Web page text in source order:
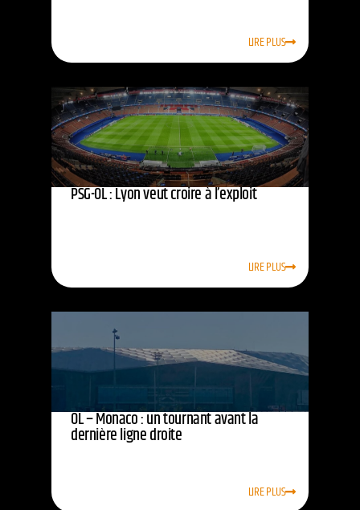
LIRE PLUS
PSG-OL : Lyon veut croire à l’exploit
LIRE PLUS
OL – Monaco : un tournant avant la
dernière ligne droite
LIRE PLUS